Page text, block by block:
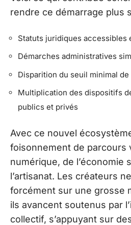
rendre ce démarrage plus
Statuts juridiques accessibles
Démarches administratives
Disparition du seuil minimal de
Multiplication des dispositifs
publics et privés
Avec ce nouvel
foisonnement de parcours
numérique, de l’économie
l’artisanat. Les créateurs
forcément sur une grosse
ils avancent soutenus par
collectif, s’appuyant sur